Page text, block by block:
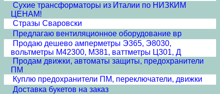
Сухие трансформаторы из Италии по НИЗКИМ
ЦЕНАМ!
Стразы Сваровски
Предлагаю вентиляционное оборудование вр
Продаю дешево амперметры Э365, Э8030,
вольтметры М42300, М381, ваттметры Ц301, Д
Продам движки, автоматы защиты, предохранители
ПМ
Куплю предохранители ПМ, переключатели, движки
Доставка букетов на заказ